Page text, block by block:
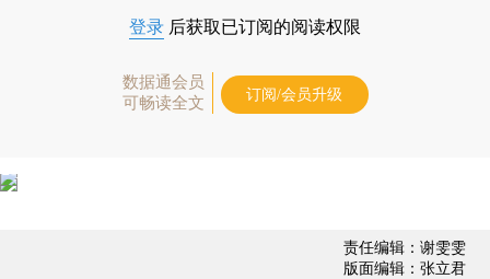
登录 后获取已订阅的阅读权限
数据通会员
可畅读全文
订阅/会员升级
责任编辑：谢雯雯
版面编辑：张立君